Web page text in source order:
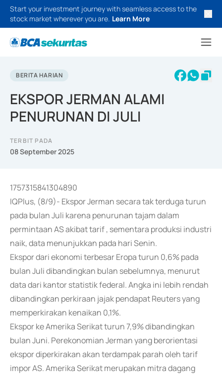
Start your investment journey with seamless access to the
stock market wherever you are. Learn More
BERITA HARIAN
EKSPOR JERMAN ALAMI
PENURUNAN DI JULI
TERBIT PADA
08 September 2025
1757315841304890
IQPlus, (8/9)- Ekspor Jerman secara tak terduga turun
pada bulan Juli karena penurunan tajam dalam
permintaan AS akibat tarif , sementara produksi industri
naik, data menunjukkan pada hari Senin.
Ekspor dari ekonomi terbesar Eropa turun 0,6% pada
bulan Juli dibandingkan bulan sebelumnya, menurut
data dari kantor statistik federal. Angka ini lebih rendah
dibandingkan perkiraan jajak pendapat Reuters yang
memperkirakan kenaikan 0,1%.
Ekspor ke Amerika Serikat turun 7,9% dibandingkan
bulan Juni. Perekonomian Jerman yang berorientasi
ekspor diperkirakan akan terdampak parah oleh tarif
impor AS. Amerika Serikat merupakan mitra dagang